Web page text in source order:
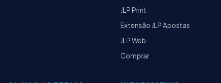
JLP Print
Extensão JLP Apostas
JLP Web
Comprar